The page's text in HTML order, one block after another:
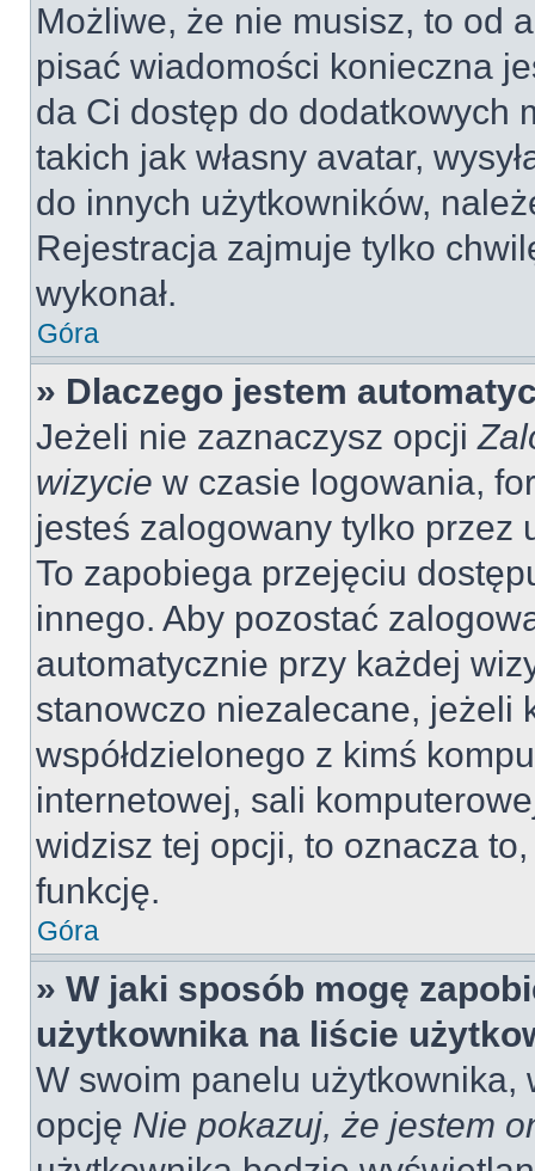
Możliwe, że nie musisz, to od
pisać wiadomości konieczna
da Ci dostęp do dodatkowych
takich jak własny avatar,
do innych użytkowników,
Rejestracja zajmuje tylko
wykonał.
Góra
» Dlaczego jestem
Jeżeli nie zaznaczysz opcji
wizycie w czasie logowania,
jesteś zalogowany tylko przez
To zapobiega przejęciu
innego. Aby pozostać
automatycznie przy każdej
stanowczo niezalecane, jeżeli
współdzielonego z kimś
internetowej, sali
widzisz tej opcji, to oznacza
funkcję.
Góra
» W jaki sposób mogę
użytkownika na liście
W swoim panelu użytkownika,
opcję Nie pokazuj, że jestem